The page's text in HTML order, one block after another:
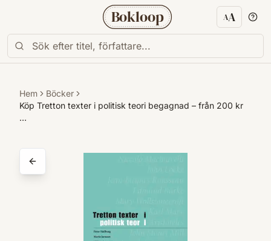
Bokloop AA
Hem
Böcker
Köp Tretton texter i politisk teori begagnad – från 200 kr
…